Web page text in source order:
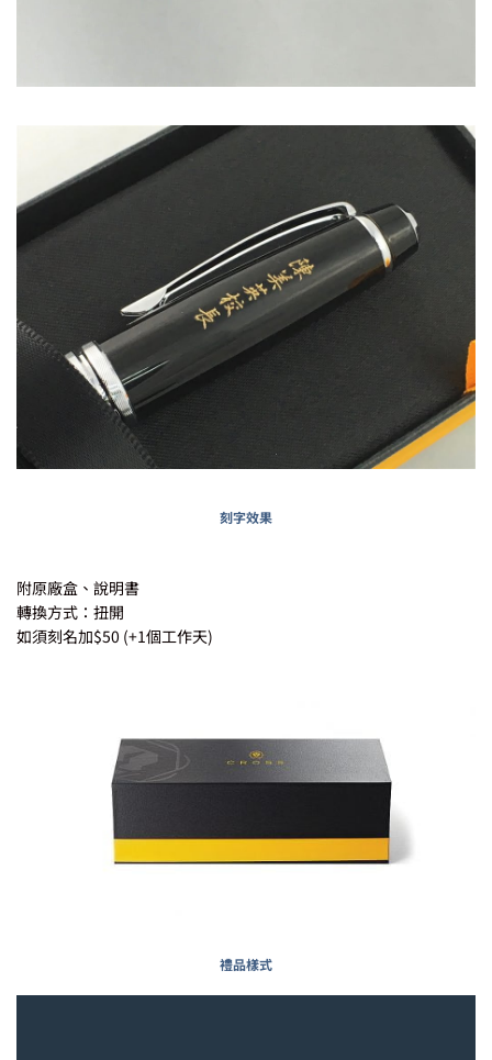
刻字效果
附原廠盒、說明書
轉換方式：扭開
如須刻名加$50 (+1個工作天)
禮品樣式